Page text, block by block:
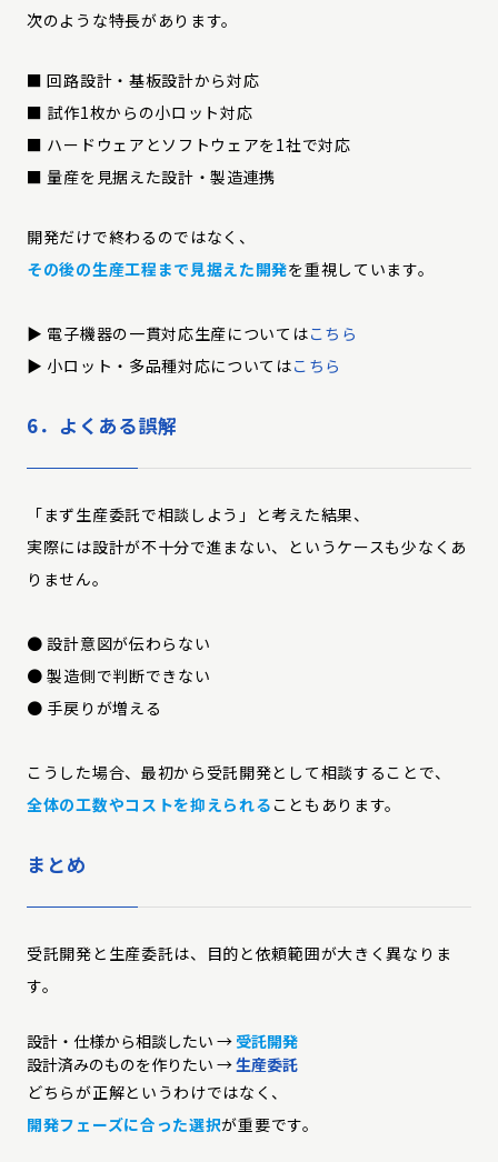
次のような特長があります。
■ 回路設計・基板設計から対応
■ 試作1枚からの小ロット対応
■ ハードウェアとソフトウェアを1社で対応
■ 量産を見据えた設計・製造連携
開発だけで終わるのではなく、
その後の生産工程まで見据えた開発を重視しています。
▶︎ 電子機器の一貫対応生産についてはこちら
▶︎ 小ロット・多品種対応についてはこちら
6．よくある誤解
「まず生産委託で相談しよう」と考えた結果、
実際には設計が不十分で進まない、というケースも少なくあ
りません。
● 設計意図が伝わらない
● 製造側で判断できない
● 手戻りが増える
こうした場合、最初から受託開発として相談することで、
全体の工数やコストを抑えられる こともあります。
まとめ
受託開発と生産委託は、目的と依頼範囲が大きく異なりま
す。
設計・仕様から相談したい → 受託開発
設計済みのものを作りたい →生産委託
どちらが正解というわけではなく、
開発フェーズに合った選択が重要です。